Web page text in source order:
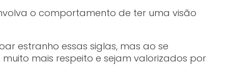
o comportamento de ter uma visão
estranho essas siglas, mas ao se
mais respeito e sejam valorizados por